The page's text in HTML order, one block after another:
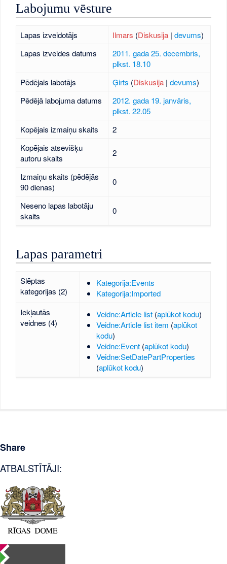
Labojumu vēsture
Lapas izveidotājs Ilmars (Diskusija| devums)
Lapas izveides datums
2011. gada 25. decembris,
plkst. 18.10
Pēdējais labotājs
Ģirts (Diskusija| devums)
Pēdējā labojuma datums
2012. gada 19. janvāris,
plkst. 22.05
Kopējais izmaiņu skaits
2
Kopējais atsevišķu
autoru skaits
2
Izmaiņu skaits (pēdējās
90 dienas)
0
Neseno lapas labotāju
skaits
0
Lapas parametri
Slēptas
kategorijas (2)
Kategorija:Events
Kategorija:Imported
Iekļautās
veidnes (4)
Veidne:Article list (aplūkot kodu)
Veidne:Article list item (aplūkot
kodu)
Veidne:Event (aplūkot kodu)
Veidne:SetDatePartProperties
(aplūkot kodu)
Share
ATBALSTĪTĀJI: